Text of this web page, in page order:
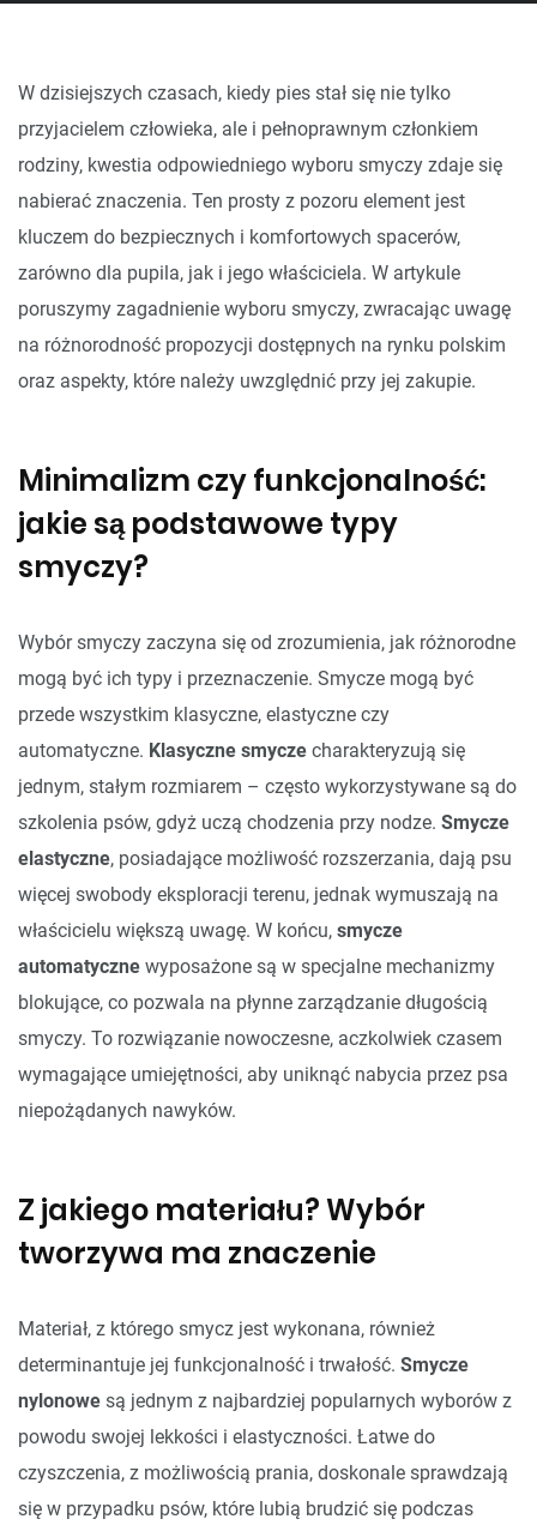
W dzisiejszych czasach, kiedy pies stał się nie tylko
przyjacielem człowieka, ale i pełnoprawnym członkiem
rodziny, kwestia odpowiedniego wyboru smyczy zdaje się
nabierać znaczenia. Ten prosty z pozoru element jest
kluczem do bezpiecznych i komfortowych spacerów,
zarówno dla pupila, jak i jego właściciela. W artykule
poruszymy zagadnienie wyboru smyczy, zwracając uwagę
na różnorodność propozycji dostępnych na rynku polskim
oraz aspekty, które należy uwzględnić przy jej zakupie.
Minimalizm czy funkcjonalność:
jakie są podstawowe typy
smyczy?
Wybór smyczy zaczyna się od zrozumienia, jak różnorodne
mogą być ich typy i przeznaczenie. Smycze mogą być
przede wszystkim klasyczne, elastyczne czy
automatyczne. Klasyczne smycze charakteryzują się
jednym, stałym rozmiarem – często wykorzystywane są do
szkolenia psów, gdyż uczą chodzenia przy nodze. Smycze
elastyczne, posiadające możliwość rozszerzania, dają psu
więcej swobody eksploracji terenu, jednak wymuszają na
właścicielu większą uwagę. W końcu, smycze
automatyczne wyposażone są w specjalne mechanizmy
blokujące, co pozwala na płynne zarządzanie długością
smyczy. To rozwiązanie nowoczesne, aczkolwiek czasem
wymagające umiejętności, aby uniknąć nabycia przez psa
niepożądanych nawyków.
Z jakiego materiału? Wybór
tworzywa ma znaczenie
Materiał, z którego smycz jest wykonana, również
determinantuje jej funkcjonalność i trwałość. Smycze
nylonowe są jednym z najbardziej popularnych wyborów z
powodu swojej lekkości i elastyczności. Łatwe do
czyszczenia, z możliwością prania, doskonale sprawdzają
się w przypadku psów, które lubią brudzić się podczas